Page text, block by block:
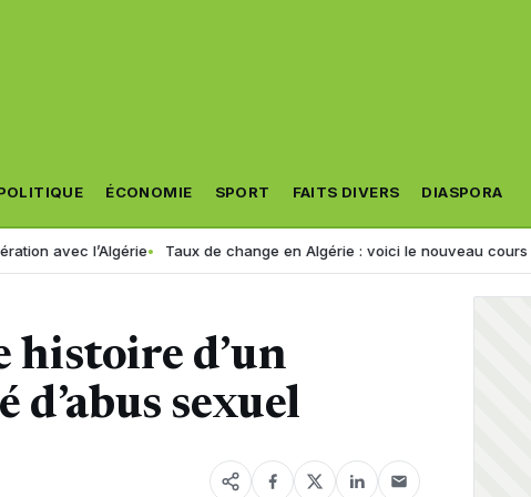
ÉCONOMIE SPORT FAITS DIVERS DIASPORA
l’Algérie Taux de change en Algérie : voici le nouveau cours de l’euro
histoire d’un
sexuel